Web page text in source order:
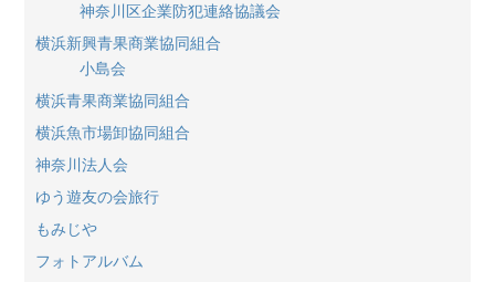
神奈川区企業防犯連絡協議会
横浜新興青果商業協同組合
小島会
横浜青果商業協同組合
横浜魚市場卸協同組合
神奈川法人会
ゆう遊友の会旅行
もみじや
フォトアルバム